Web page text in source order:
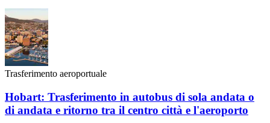
Trasferimento aeroportuale
Hobart: Trasferimento in autobus di sola andata o
di andata e ritorno tra il centro città e l'aeroporto